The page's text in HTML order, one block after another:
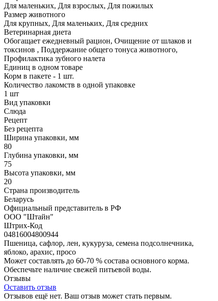
Для маленьких, Для взрослых, Для пожилых
Размер животного
Для крупных, Для маленьких, Для средних
Ветеринарная диета
Обогащает ежедневный рацион, Очищение от шлаков и
токсинов , Поддержание общего тонуса животного,
Профилактика зубного налета
Единиц в одном товаре
Корм в пакете - 1 шт.
Количество лакомств в одной упаковке
1 шт
Вид упаковки
Слюда
Рецепт
Без рецепта
Ширина упаковки, мм
80
Глубина упаковки, мм
75
Высота упаковки, мм
20
Страна производитель
Беларусь
Официальный представитель в РФ
ООО "Штайн"
Штрих-Код
04816004800944
Пшеница, сафлор, лен, кукуруза, семена подсолнечника,
яблоко, арахис, просо
Может составлять до 60-70 % состава основного корма.
Обеспечьте наличие свежей питьевой воды.
Отзывы
Оставить отзыв
Отзывов ещё нет. Ваш отзыв может стать первым.